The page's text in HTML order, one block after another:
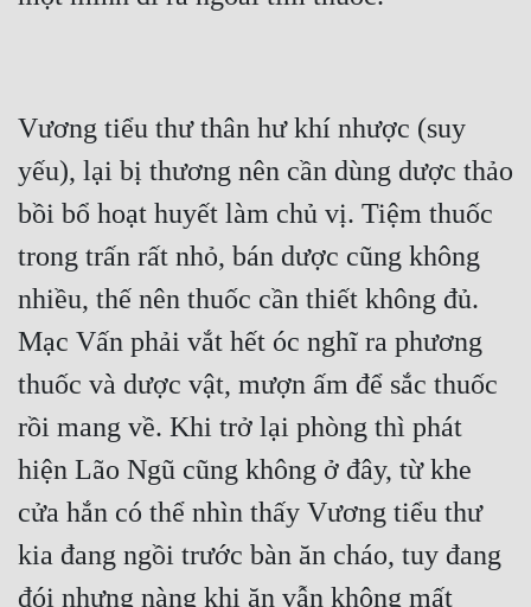
Vương tiểu thư thân hư khí nhược (suy
yếu), lại bị thương nên cần dùng dược thảo
bồi bổ hoạt huyết làm chủ vị. Tiệm thuốc
trong trấn rất nhỏ, bán dược cũng không
nhiều, thế nên thuốc cần thiết không đủ.
Mạc Vấn phải vắt hết óc nghĩ ra phương
thuốc và dược vật, mượn ấm để sắc thuốc
rồi mang về. Khi trở lại phòng thì phát
hiện Lão Ngũ cũng không ở đây, từ khe
cửa hắn có thể nhìn thấy Vương tiểu thư
kia đang ngồi trước bàn ăn cháo, tuy đang
đói nhưng nàng khi ăn vẫn không mất